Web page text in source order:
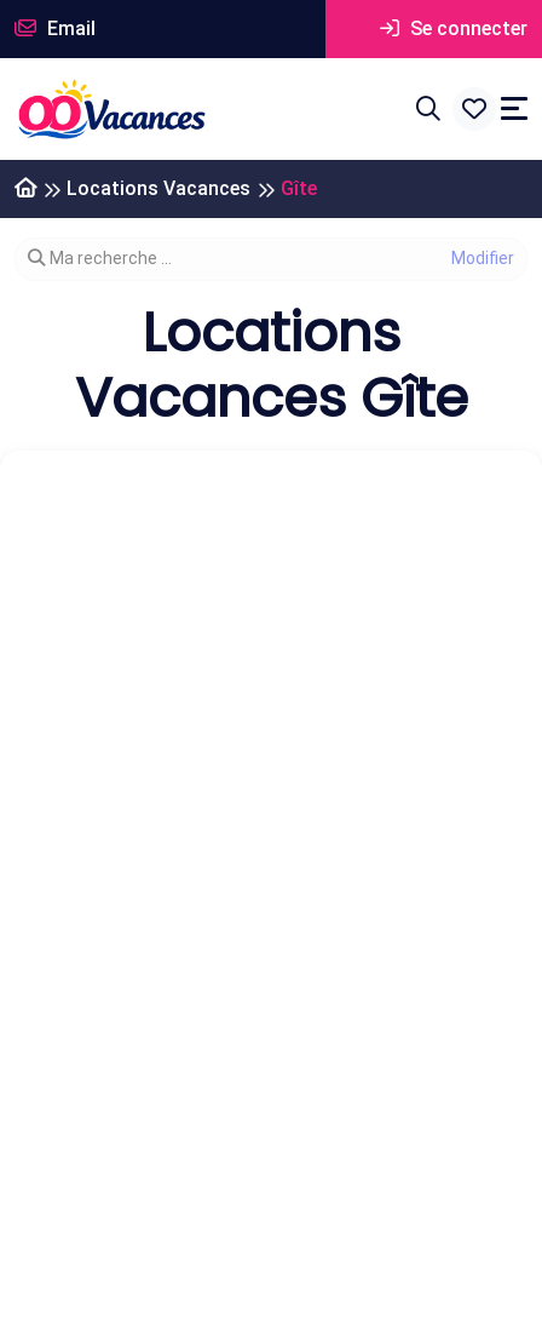
Email Se connecter
Locations Vacances Gîte
Modifier votre recherche
Ma recherche ...
Locations
Vacances Gîte